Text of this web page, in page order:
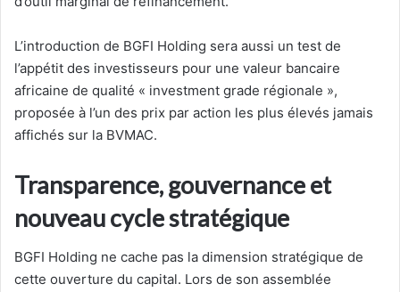
L’introduction de BGFI Holding sera aussi un test de
l’appétit des investisseurs pour une valeur bancaire
africaine de qualité « investment grade régionale »,
proposée à l’un des prix par action les plus élevés jamais
affichés sur la BVMAC.
Transparence, gouvernance et
nouveau cycle stratégique
BGFI Holding ne cache pas la dimension stratégique de
cette ouverture du capital. Lors de son assemblée